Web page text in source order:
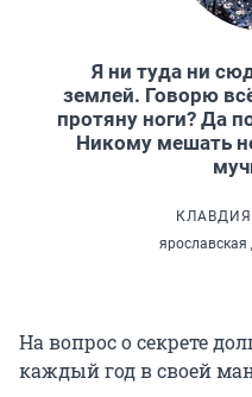
Я ни туда ни
землей. Говорю
протяну ноги? Да
Никому мешать
ярославская
На вопрос о секрете
каждый год в своей